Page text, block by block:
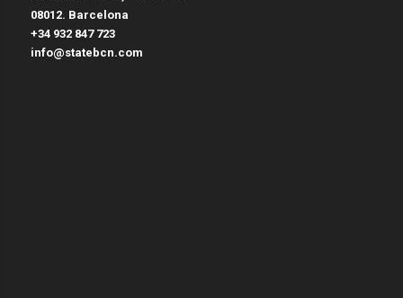
08012. Barcelona
+34 932 847 723
info@statebcn.com